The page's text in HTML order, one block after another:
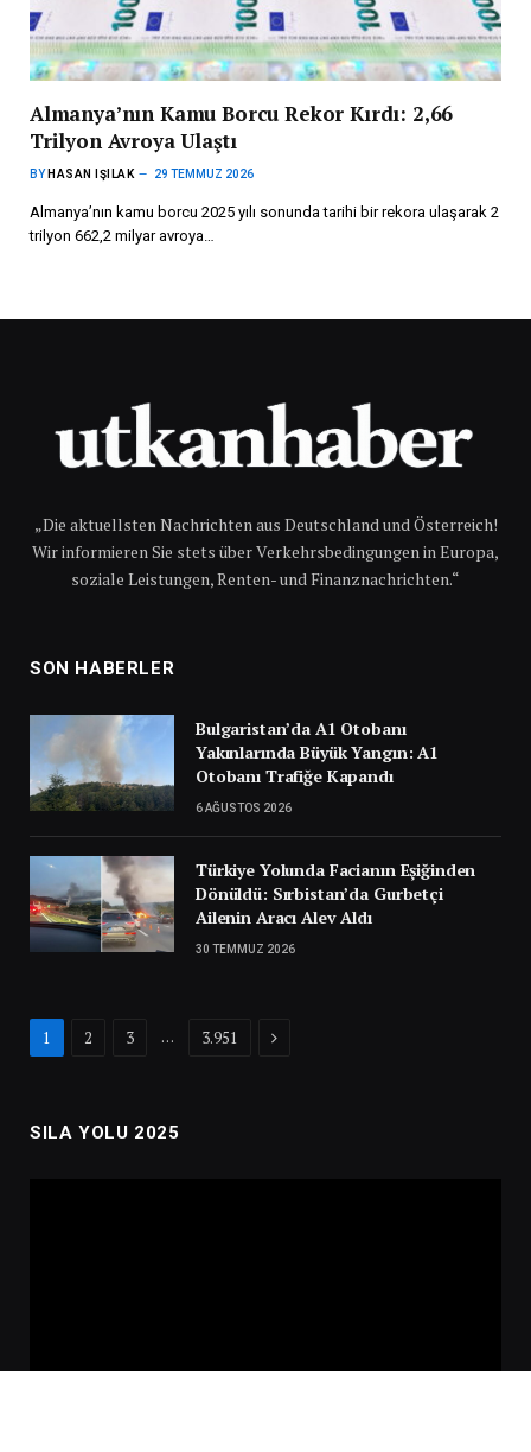
Almanya’nın Kamu Borcu Rekor Kırdı: 2,66
Trilyon Avroya Ulaştı
BY HASAN IŞILAK 29 TEMMUZ 2026
Almanya’nın kamu borcu 2025 yılı sonunda tarihi bir rekora ulaşarak 2
trilyon 662,2 milyar avroya…
„Die aktuellsten Nachrichten aus Deutschland und Österreich!
Wir informieren Sie stets über Verkehrsbedingungen in Europa,
soziale Leistungen, Renten- und Finanznachrichten.“
SON HABERLER
Bulgaristan’da A1 Otobanı
Yakınlarında Büyük Yangın: A1
Otobanı Trafiğe Kapandı
6 AĞUSTOS 2026
Türkiye Yolunda Facianın Eşiğinden
Dönüldü: Sırbistan’da Gurbetçi
Ailenin Aracı Alev Aldı
30 TEMMUZ 2026
1 2 3 … 3.951 Next
SILA YOLU 2025